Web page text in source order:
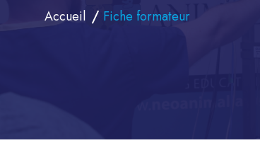
Accueil Fiche formateur